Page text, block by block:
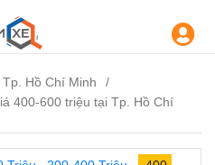
Tp. Hồ Chí Minh
400-600 triệu tại Tp. Hồ Chí